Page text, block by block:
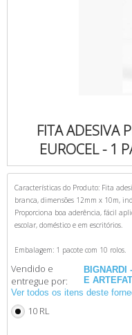
FITA ADESIVA
EUROCEL - 1
Características do Produto: Fita
branca, dimensões 12mm x 10m,
Proporciona boa aderência, fácil
escolar, doméstico e em escritórios.
Embalagem: 1 pacote com 10 rolos.
Vendido e
entregue por:
BIGNARDI
E
Ver todos os itens deste
10 RL